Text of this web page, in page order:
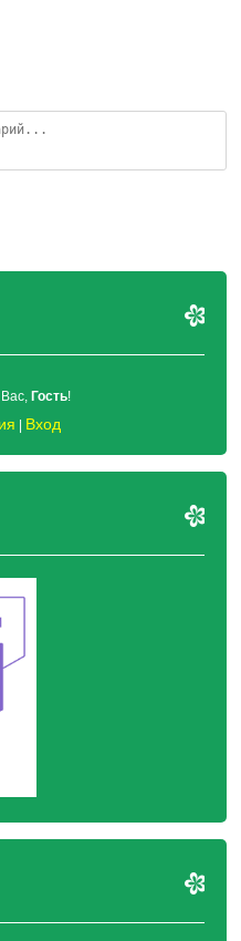
, Гость!
Вход